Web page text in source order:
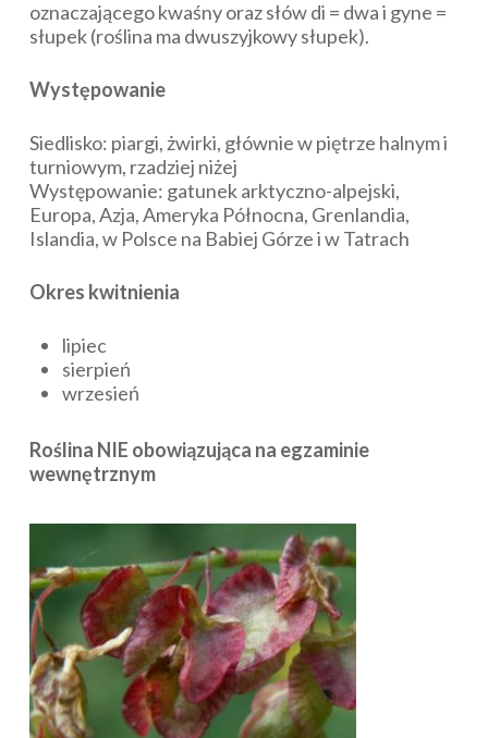
oznaczającego kwaśny oraz słów di = dwa i gyne =
słupek (roślina ma dwuszyjkowy słupek).
Występowanie
Siedlisko: piargi, żwirki, głównie w piętrze halnym i
turniowym, rzadziej niżej
Występowanie: gatunek arktyczno-alpejski,
Europa, Azja, Ameryka Północna, Grenlandia,
Islandia, w Polsce na Babiej Górze i w Tatrach
Okres kwitnienia
lipiec
sierpień
wrzesień
Roślina NIE obowiązująca na egzaminie
wewnętrznym